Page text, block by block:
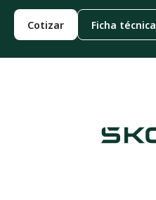
Cotizar Ficha técnica